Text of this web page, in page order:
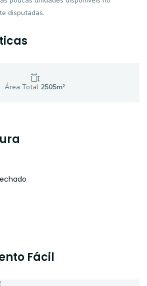
disputadas.
Área Total 2505m²
Fácil